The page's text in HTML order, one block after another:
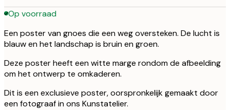
Op voorraad
Een poster van gnoes die een weg oversteken. De lucht is
blauw en het landschap is bruin en groen.
Deze poster heeft een witte marge rondom de afbeelding
om het ontwerp te omkaderen.
Dit is een exclusieve poster, oorspronkelijk gemaakt door
een fotograaf in ons Kunstatelier.